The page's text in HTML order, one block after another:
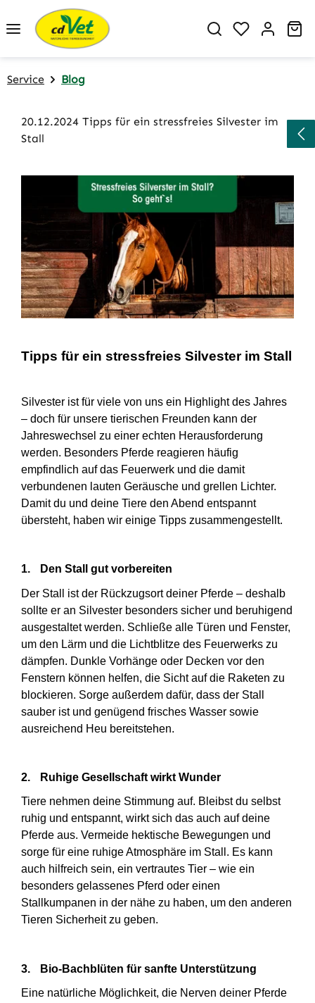
Zum Hauptinhalt springen
Du hast 0
Service Blog
20.12.2024 Tipps für ein stressfreies Silvester im
Stall
Tipps für ein stressfreies Silvester im Stall
Silvester ist für viele von uns ein Highlight des Jahres
– doch für unsere tierischen Freunden kann der
Jahreswechsel zu einer echten Herausforderung
werden. Besonders Pferde reagieren häufig
empfindlich auf das Feuerwerk und die damit
verbundenen lauten Geräusche und grellen Lichter.
Damit du und deine Tiere den Abend entspannt
übersteht, haben wir einige Tipps zusammengestellt.
1. Den Stall gut vorbereiten
Der Stall ist der Rückzugsort deiner Pferde – deshalb
sollte er an Silvester besonders sicher und beruhigend
ausgestaltet werden. Schließe alle Türen und Fenster,
um den Lärm und die Lichtblitze des Feuerwerks zu
dämpfen. Dunkle Vorhänge oder Decken vor den
Fenstern können helfen, die Sicht auf die Raketen zu
blockieren. Sorge außerdem dafür, dass der Stall
sauber ist und genügend frisches Wasser sowie
ausreichend Heu bereitstehen.
2. Ruhige Gesellschaft wirkt Wunder
Tiere nehmen deine Stimmung auf. Bleibst du selbst
ruhig und entspannt, wirkt sich das auch auf deine
Pferde aus. Vermeide hektische Bewegungen und
sorge für eine ruhige Atmosphäre im Stall. Es kann
auch hilfreich sein, ein vertrautes Tier – wie ein
besonders gelassenes Pferd oder einen
Stallkumpanen in der nähe zu haben, um den anderen
Tieren Sicherheit zu geben.
3. Bio-Bachblüten für sanfte Unterstützung
Eine natürliche Möglichkeit, die Nerven deiner Pferde